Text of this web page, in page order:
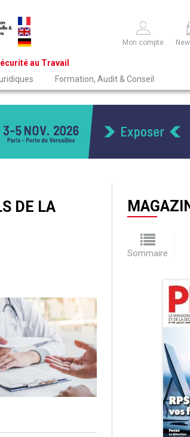
au Travail
Mon compte
Formation, Audit & Conseil
DE LA
Sommaire